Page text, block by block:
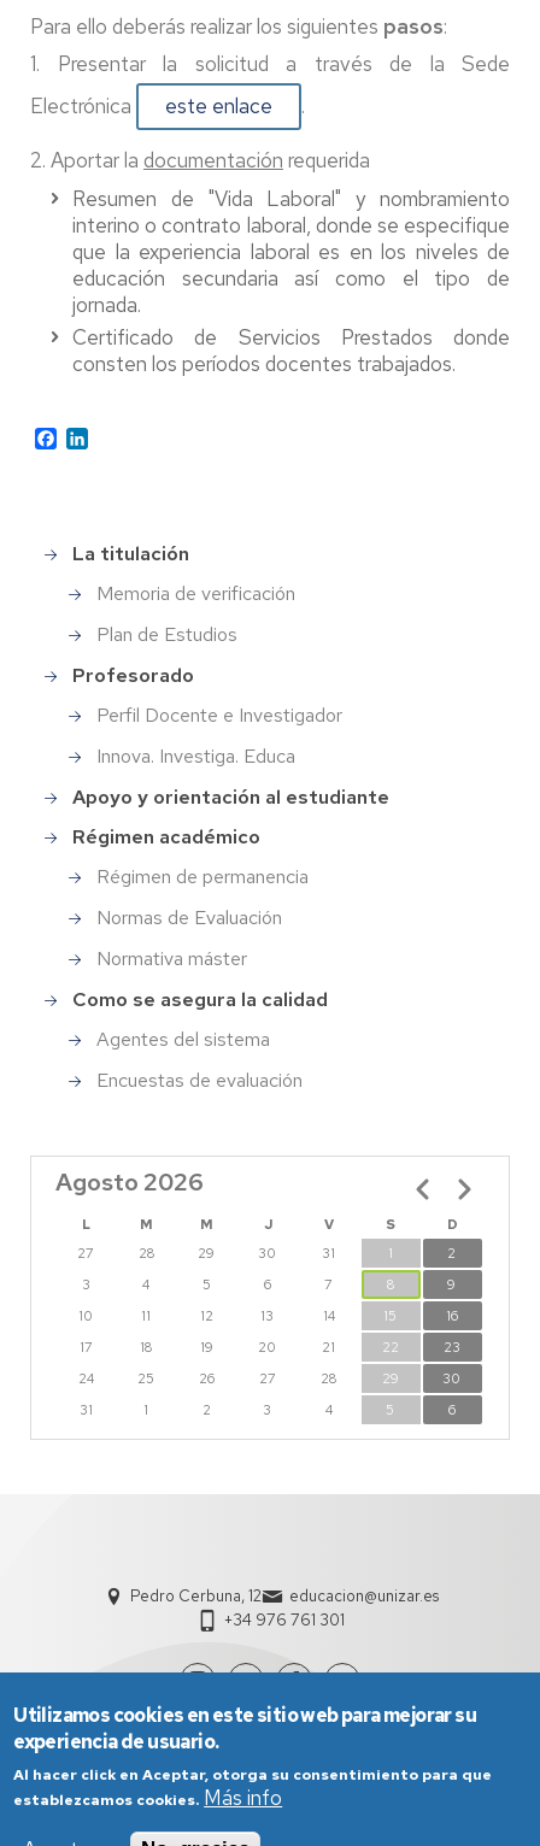
Para ello deberás realizar los siguientes pasos:
1. Presentar la solicitud a través de la Sede
Electrónica
este enlace .
2. Aportar la documentación requerida
Resumen de "Vida Laboral" y nombramiento
interino o contrato laboral, donde se especifique
que la experiencia laboral es en los niveles de
educación secundaria así como el tipo de
jornada.
Certificado de Servicios Prestados donde
consten los períodos docentes trabajados.
Facebook
Menu
master
profesorado
secundaria
La titulación
Memoria de verificación
Plan de Estudios
Profesorado
Perfil Docente e Investigador
Innova. Investiga. Educa
Apoyo y orientación al estudiante
Régimen académico
Régimen de permanencia
Normas de Evaluación
Normativa máster
Como se asegura la calidad
Agentes del sistema
Encuestas de evaluación
Agosto 2026
L M M J V S
D
27
28 29 30 31 1
2
3
4 5 6 7 8
9
10
11 12 13 14 15
16
17
18 19 20 21 22
23
24
25 26 27 28 29
30
31
1 2 3 4 5 6
Paginación
Pedro Cerbuna, 12
educacion@unizar.es
+34 976 761 301
Utilizamos cookies en este sitio web para mejorar su
experiencia de usuario.
Al hacer click en Aceptar, otorga su consentimiento para que
establezcamos cookies. Más info